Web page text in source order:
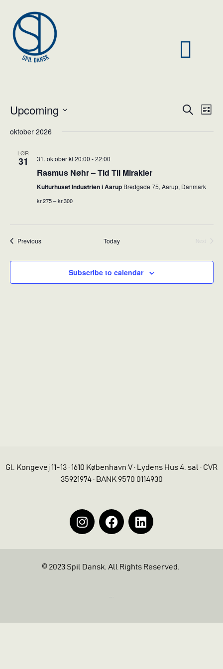
Search
List
Upcoming
date.
oktober 2026
LØR
31 31. oktober kl 20:00 -22:00
Rasmus Nøhr – Tid Til Mirakler
Kulturhuset Industrien i Aarup Bredgade 75, Aarup, Danmark
kr.275 – kr.300
PreviousEvents Today
Subscribe to calendar
Gl. Kongevej 11-13 · 1610 København V · Lydens Hus 4. sal · CVR
35921974 · BANK 9570 0114930
© 2023 Spil Dansk. All Rights Reserved.